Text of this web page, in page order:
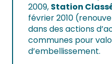
2009, Station
février 2010
dans des actions
communes pour
d’embellissement.